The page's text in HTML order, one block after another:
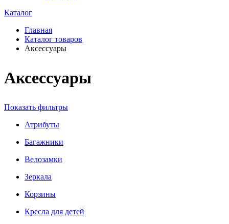
Каталог
Главная
Каталог товаров
Аксессуары
Аксессуары
Показать фильтры
Атрибуты
Багажники
Велозамки
Зеркала
Корзины
Кресла для детей